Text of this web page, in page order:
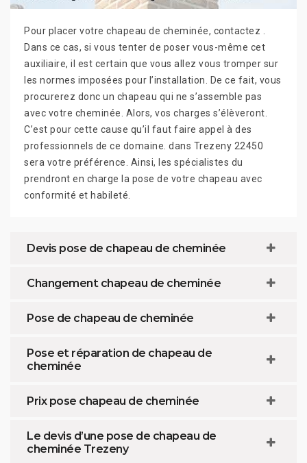
Pour placer votre chapeau de cheminée, contactez .
Dans ce cas, si vous tenter de poser vous-même cet
auxiliaire, il est certain que vous allez vous tromper sur
les normes imposées pour l’installation. De ce fait, vous
procurerez donc un chapeau qui ne s’assemble pas
avec votre cheminée. Alors, vos charges s’élèveront.
C’est pour cette cause qu’il faut faire appel à des
professionnels de ce domaine. dans Trezeny 22450
sera votre préférence. Ainsi, les spécialistes du
prendront en charge la pose de votre chapeau avec
conformité et habileté.
Devis pose de chapeau de cheminée
Changement chapeau de cheminée
Pose de chapeau de cheminée
Pose et réparation de chapeau de
cheminée
Prix pose chapeau de cheminée
Le devis d’une pose de chapeau de
cheminée Trezeny